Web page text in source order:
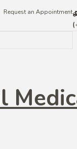
Request an Appointment
este absolventa
,, Niculae